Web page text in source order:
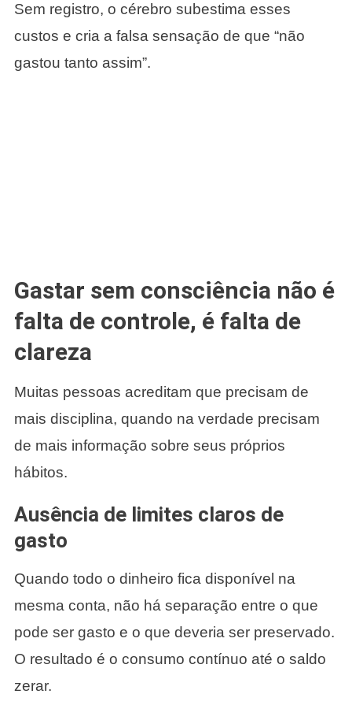
Sem registro, o cérebro subestima esses
custos e cria a falsa sensação de que “não
gastou tanto assim”.
Gastar sem consciência não é
falta de controle, é falta de
clareza
Muitas pessoas acreditam que precisam de
mais disciplina, quando na verdade precisam
de mais informação sobre seus próprios
hábitos.
Ausência de limites claros de
gasto
Quando todo o dinheiro fica disponível na
mesma conta, não há separação entre o que
pode ser gasto e o que deveria ser preservado.
O resultado é o consumo contínuo até o saldo
zerar.